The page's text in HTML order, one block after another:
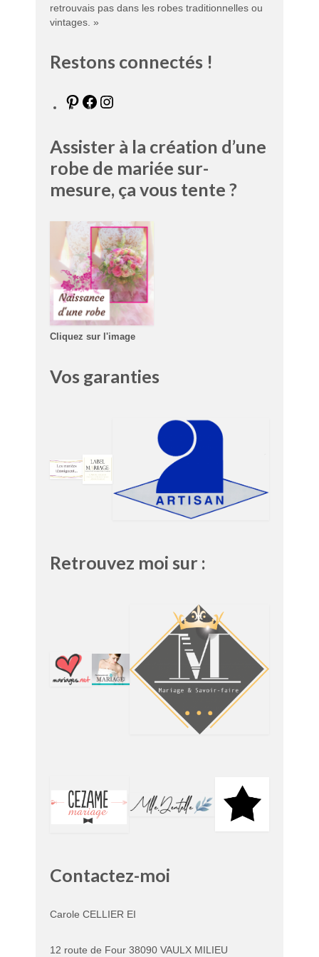
retrouvais pas dans les robes traditionnelles ou
vintages. »
Restons connectés !
Assister à la création d’une
robe de mariée sur-
mesure, ça vous tente ?
Cliquez sur l'image
Vos garanties
Retrouvez moi sur :
Contactez-moi
Carole CELLIER EI
12 route de Four 38090 VAULX MILIEU